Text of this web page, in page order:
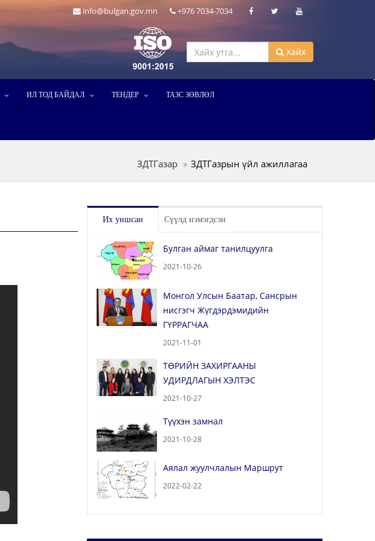
info@bulgan.gov.mn +976 7034-7034
Хайх
ИЛ ТОД БАЙДАЛ ТЕНДЕР ТАЗС ЗӨВЛӨЛ
ЗДТГазар ЗДТГазрын үйл ажиллагаа
Их уншсан Сүүлд нэмэгдсэн
Булган аймаг танилцуулга
2021-10-26
Монгол Улсын Баатар, Сансрын
нисгэгч Жүгдэрдэмидийн
ГҮРРАГЧАА
2021-11-01
ТӨРИЙН ЗАХИРГААНЫ
УДИРДЛАГЫН ХЭЛТЭС
2021-10-27
Түүхэн замнал
2021-10-28
Аялал жуулчлалын Маршрут
2022-02-22